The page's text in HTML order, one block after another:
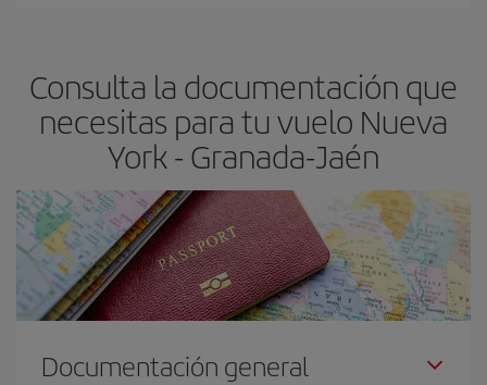
avión más baratos te saldrán. Además, si buscas los vuelos con
las fechas y los horarios del viaje un poco abiertos, podráselegir
el precio más barato.
Consulta la documentación que
necesitas para tu vuelo Nueva
York - Granada-Jaén
Documentación general